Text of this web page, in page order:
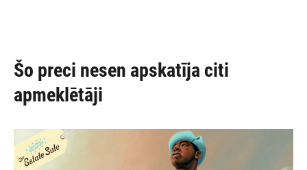
Šo preci nesen apskatīja citi
apmeklētāji